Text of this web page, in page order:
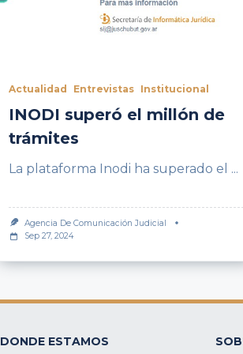
Actualidad Entrevistas Institucional
INODI superó el millón de
trámites
La plataforma Inodi ha superado el ...
Agencia De Comunicación Judicial
Sep 27, 2024
DONDE ESTAMOS